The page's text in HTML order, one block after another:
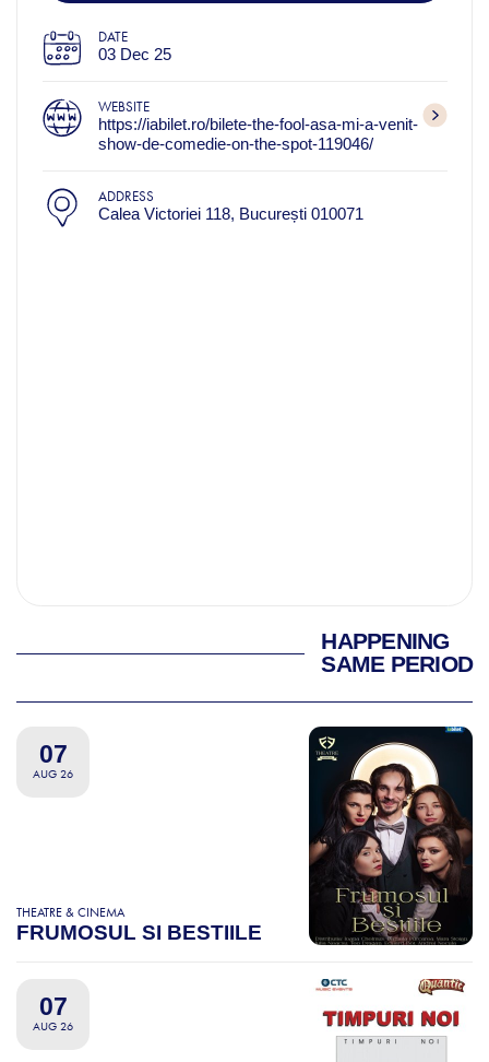
DATE
03 Dec 25
WEBSITE
https://iabilet.ro/bilete-the-fool-asa-mi-a-venit-
show-de-comedie-on-the-spot-119046/
ADDRESS
Calea Victoriei 118, București 010071
HAPPENING
SAME PERIOD
07
AUG 26
THEATRE & CINEMA
FRUMOSUL SI BESTIILE
07
AUG 26